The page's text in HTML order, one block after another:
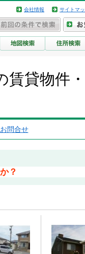
会社情報 サイトマ
賃貸物件
お問合せ
？